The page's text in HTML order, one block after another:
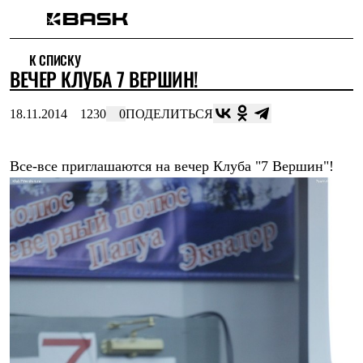
Интернет-магазин
Мужская одежда
Утепленная пухом
Куртки
Брюки
Утепленная синтетикой
Куртки
Брюки
Штормовая одежда
Куртки
Брюки
Софтшелл одежда
Куртки
Жилеты
К СПИСКУ
ВЕЧЕР КЛУБА 7 ВЕРШИН!
18.11.2014 1230 0ПОДЕЛИТЬСЯ
Все-все приглашаются на вечер Клуба "7 Вершин"!